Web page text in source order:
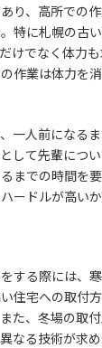
り、高所での
特に札幌の古
けでなく体力も
作業は体力を消
一人前になる
して先輩につ
までの時間を
ードルが高いか
する際には、
住宅への取付
た、冬場の取
なる技術が求